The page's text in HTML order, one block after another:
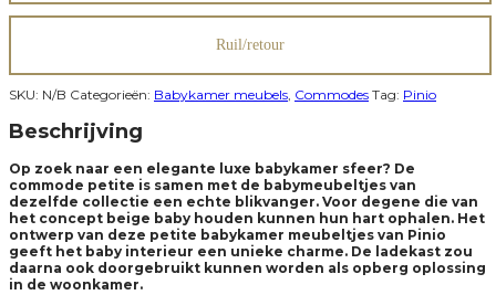
Ruil/retour
SKU: N/B Categorieën: Babykamer meubels, Commodes Tag: Pinio
Beschrijving
Op zoek naar een elegante luxe babykamer sfeer? De
commode petite is samen met de babymeubeltjes van
dezelfde collectie een echte blikvanger. Voor degene die van
het concept beige baby houden kunnen hun hart ophalen. Het
ontwerp van deze petite babykamer meubeltjes van Pinio
geeft het baby interieur een unieke charme. De ladekast zou
daarna ook doorgebruikt kunnen worden als opberg oplossing
in de woonkamer.